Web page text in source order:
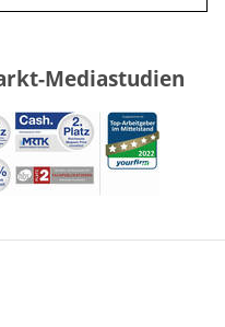
Mediastudien